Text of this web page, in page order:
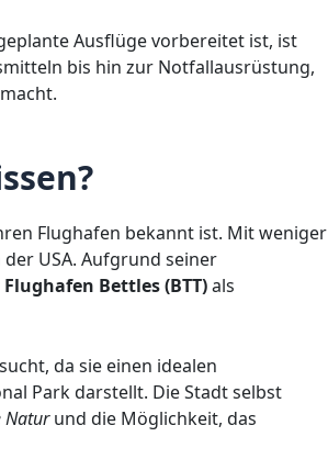
Ausflüge vorbereitet ist, ist
bis hin zur Notfallausrüstung,
Flughafen bekannt ist. Mit weniger
USA. Aufgrund seiner
Flughafen Bettles (BTT)als
da sie einen idealen
Park darstellt. Die Stadt selbst
Naturund die Möglichkeit, das